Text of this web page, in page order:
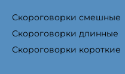
Скороговорки смешные
Скороговорки длинные
Скороговорки короткие